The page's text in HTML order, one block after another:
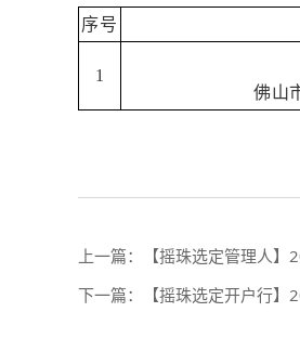
序号
1
佛山
上一篇：
【摇珠选定管理人
下一篇：
【摇珠选定开户行】